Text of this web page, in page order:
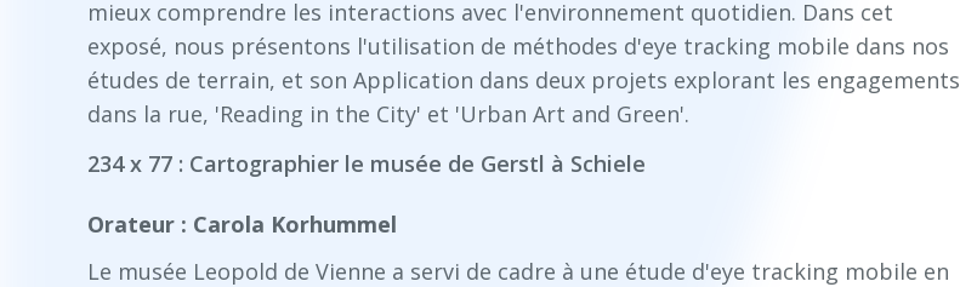
mieux comprendre les interactions avec l'environnement quotidien. Dans cet
exposé, nous présentons l'utilisation de méthodes d'eye tracking mobile dans nos
études de terrain, et son Application dans deux projets explorant les engagements
dans la rue, 'Reading in the City' et 'Urban Art and Green'.
234 x 77 : Cartographier le musée de Gerstl à Schiele
Orateur : Carola Korhummel
Le musée Leopold de Vienne a servi de cadre à une étude d'eye tracking mobile en